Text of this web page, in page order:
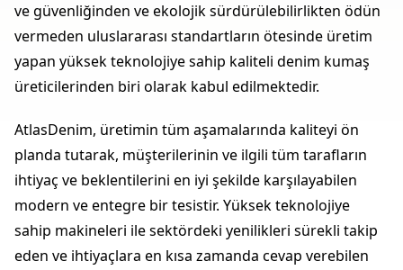
ve güvenliğinden ve ekolojik sürdürülebilirlikten ödün
vermeden uluslararası standartların ötesinde üretim
yapan yüksek teknolojiye sahip kaliteli denim kumaş
üreticilerinden biri olarak kabul edilmektedir.
AtlasDenim, üretimin tüm aşamalarında kaliteyi ön
planda tutarak, müşterilerinin ve ilgili tüm tarafların
ihtiyaç ve beklentilerini en iyi şekilde karşılayabilen
modern ve entegre bir tesistir. Yüksek teknolojiye
sahip makineleri ile sektördeki yenilikleri sürekli takip
eden ve ihtiyaçlara en kısa zamanda cevap verebilen